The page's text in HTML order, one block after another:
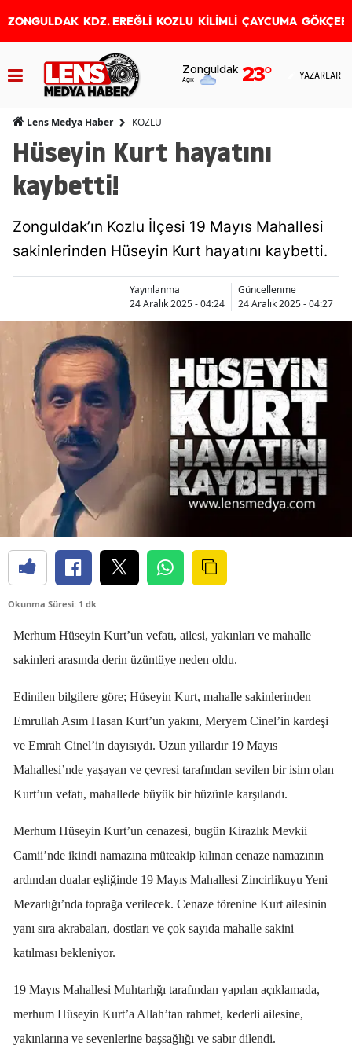
ZONGULDAK KDZ. EREĞLİ KOZLU KİLİMLİ ÇAYCUMA
Zonguldak
Açık 23° YAZARLAR
Lens Medya Haber KOZLU
Hüseyin Kurt hayatını
kaybetti!
Zonguldak’ın Kozlu İlçesi 19 Mayıs Mahallesi
sakinlerinden Hüseyin Kurt hayatını kaybetti.
Yayınlanma
24 Aralık 2025 - 04:24
Güncellenme
24 Aralık 2025 - 04:27
Okunma Süresi: 1 dk
Merhum Hüseyin Kurt’un vefatı, ailesi, yakınları ve mahalle
sakinleri arasında derin üzüntüye neden oldu.
Edinilen bilgilere göre; Hüseyin Kurt, mahalle sakinlerinden
Emrullah Asım Hasan Kurt’un yakını, Meryem Cinel’in kardeşi
ve Emrah Cinel’in dayısıydı. Uzun yıllardır 19 Mayıs
Mahallesi’nde yaşayan ve çevresi tarafından sevilen bir isim olan
Kurt’un vefatı, mahallede büyük bir hüzünle karşılandı.
Merhum Hüseyin Kurt’un cenazesi, bugün Kirazlık Mevkii
Camii’nde ikindi namazına müteakip kılınan cenaze namazının
ardından dualar eşliğinde 19 Mayıs Mahallesi Zincirlikuyu Yeni
Mezarlığı’nda toprağa verilecek. Cenaze törenine Kurt ailesinin
yanı sıra akrabaları, dostları ve çok sayıda mahalle sakini
katılması bekleniyor.
19 Mayıs Mahallesi Muhtarlığı tarafından yapılan açıklamada,
merhum Hüseyin Kurt’a Allah’tan rahmet, kederli ailesine,
yakınlarına ve sevenlerine başsağlığı ve sabır dilendi.